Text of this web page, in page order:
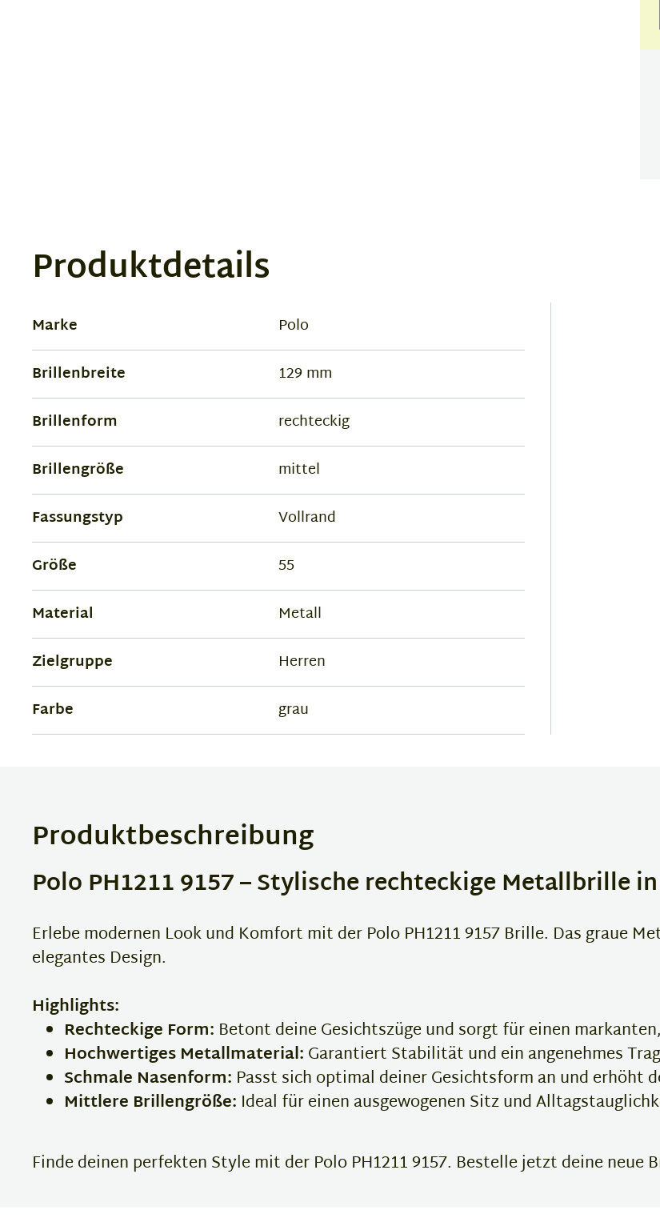
Produktdetails
Marke
Polo
Brillenbreite
129 mm
Brillenform
rechteckig
Brillengröße
mittel
Fassungstyp
Vollrand
Größe
55
Material
Metall
Zielgruppe
Herren
Farbe
grau
Produktbeschreibung
Polo PH1211 9157 – Stylische rechteckige Metallbrille
Erlebe modernen Look und Komfort mit der Polo PH1211 9157 Brille. Das graue
elegantes Design.
Highlights:
Rechteckige Form: Betont deine Gesichtszüge und sorgt für einen
Hochwertiges Metallmaterial:Garantiert Stabilität und ein angenehmes
Schmale Nasenform: Passt sich optimal deiner Gesichtsform an und erhöht
Mittlere Brillengröße: Ideal für einen ausgewogenen Sitz und
Finde deinen perfekten Style mit der Polo PH1211 9157. Bestelle jetzt deine neue